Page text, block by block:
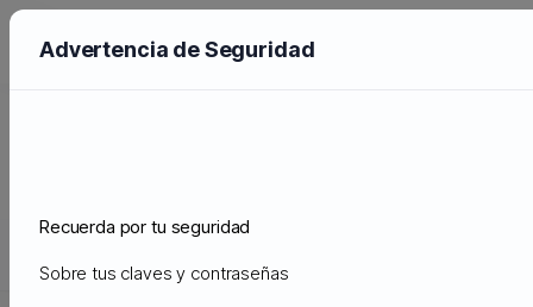
Soporte
Mis Tickets de Soporte Anuncios
Advertencia de Seguridad
Recuerda por tu seguridad
Sobre tus claves y contraseñas